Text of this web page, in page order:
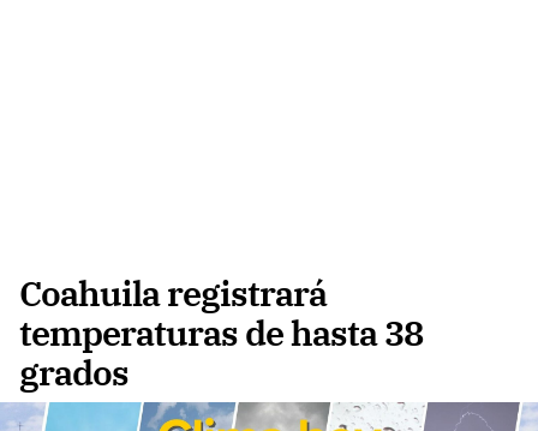
Coahuila registrará
temperaturas de hasta 38
grados